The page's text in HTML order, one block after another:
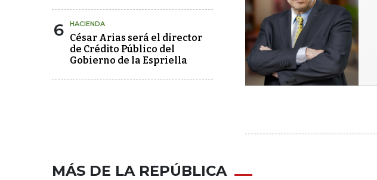
6 HACIENDA
César Arias será el director
de Crédito Público del
Gobierno de la Espriella
MÁS DE LA REPÚBLICA